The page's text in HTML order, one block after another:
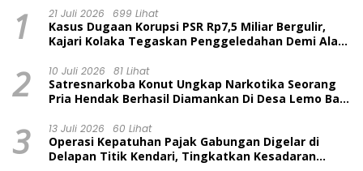
1 21 Juli 2026 699 Lihat
Kasus Dugaan Korupsi PSR Rp7,5 Miliar Bergulir,
Kajari Kolaka Tegaskan Penggeledahan Demi Alat
2 10 Juli 2026 81 Lihat
Satresnarkoba Konut Ungkap Narkotika Seorang
Pria Hendak Berhasil Diamankan Di Desa Lemo Bajo
3 13 Juli 2026 60 Lihat
Operasi Kepatuhan Pajak Gabungan Digelar di
Delapan Titik Kendari, Tingkatkan Kesadaran